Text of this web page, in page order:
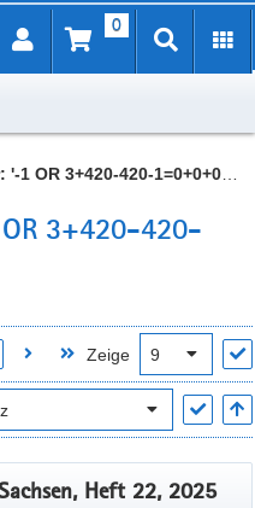
0
1 OR 3+420-420-1=0+0+0+1
3+420-420-
Zeige
Heft 22, 2025